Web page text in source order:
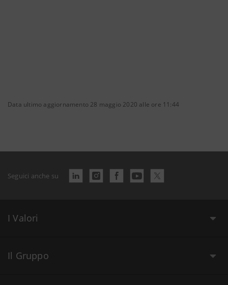
Data ultimo aggiornamento 28 maggio 2020 alle ore 11:44
Seguici anche su
I Valori
Il Gruppo